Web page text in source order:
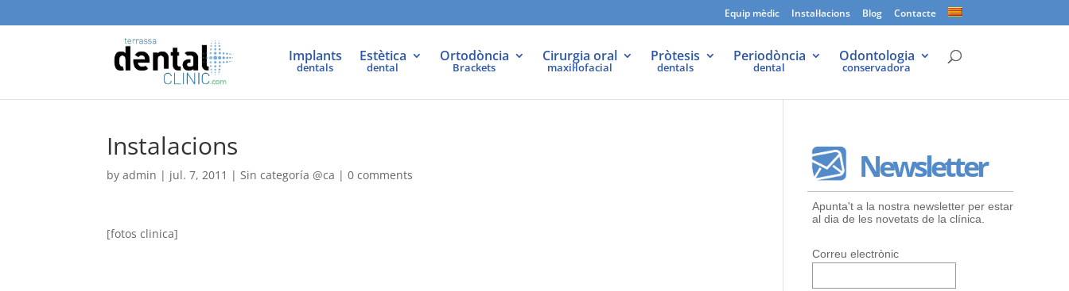
Equip mèdic Instal·lacions Blog Contacte
Implants
dentals
Estètica
dental
Ortodòncia
Brackets
Cirurgia oral
maxil·lofacial
Pròtesis
dentals
Periodòncia
dental
Odontologia
conservadora
Instalacions
byadmin | jul. 7, 2011 |Sin categoría @ca |0 comments
[fotos clinica]
Newsletter
Apunta't a la nostra newsletter per estar
al dia de les novetats de la clínica.
Correu electrònic